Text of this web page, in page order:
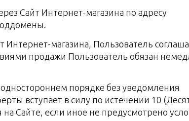
Сайт Интернет-магазина по адресу
магазина, Пользователь
продажи Пользователь обязан
порядке без уведомления
вступает в силу по истечении 10
Сайте, если иное не предусмотрено